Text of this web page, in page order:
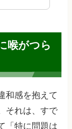
喉がつら
和感を抱えて
それは、すで
「特に問題は